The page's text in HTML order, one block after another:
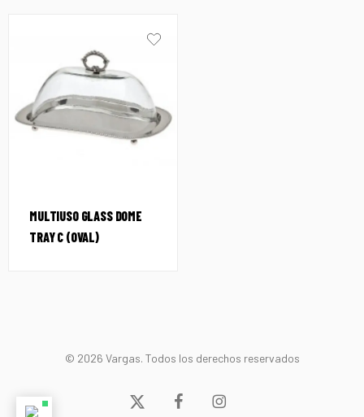
MULTIUSO GLASS DOME
TRAY C (OVAL)
© 2026 Vargas. Todos los derechos reservados
x-
facebookinstagram